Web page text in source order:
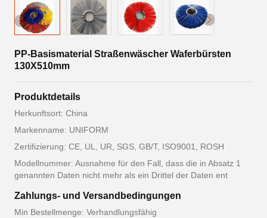
PP-Basismaterial Straßenwäscher Waferbürsten
130X510mm
Produktdetails
Herkunftsort: China
Markenname: UNIFORM
Zertifizierung: CE, UL, UR, SGS, GB/T, ISO9001, ROSH
Modellnummer: Ausnahme für den Fall, dass die in Absatz 1
genannten Daten nicht mehr als ein Drittel der Daten ent
Zahlungs- und Versandbedingungen
Min Bestellmenge: Verhandlungsfähig